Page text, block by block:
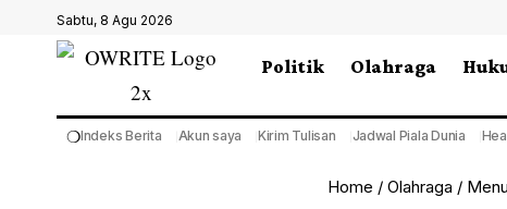
Sabtu, 8 Agu 2026
Politik Olahraga
❍Indeks Berita Akun saya Kirim Tulisan Jadwal Piala Dunia
Home / Olahraga /